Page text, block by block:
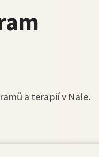
a terapií v Nale.